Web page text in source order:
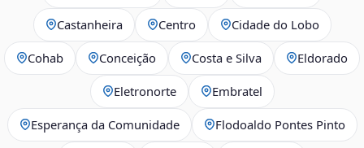
Castanheira Centro Cidade do Lobo
Cohab Conceição Costa e Silva Eldorado
Eletronorte Embratel
Esperança da Comunidade Flodoaldo Pontes Pinto